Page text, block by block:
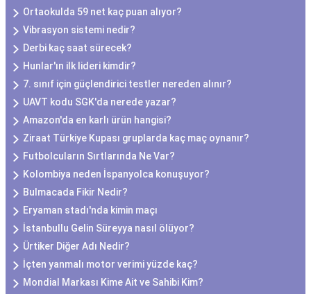
Ortaokulda 59 net kaç puan alıyor?
Vibrasyon sistemi nedir?
Derbi kaç saat sürecek?
Hunlar'ın ilk lideri kimdir?
7. sınıf için güçlendirici testler nereden alınır?
UAVT kodu SGK'da nerede yazar?
Amazon'da en karlı ürün hangisi?
Ziraat Türkiye Kupası gruplarda kaç maç oynanır?
Futbolcuların Sırtlarında Ne Var?
Kolombiya neden İspanyolca konuşuyor?
Bulmacada Fikir Nedir?
Eryaman stadı'nda kimin maçı
İstanbullu Gelin Süreyya nasıl ölüyor?
Ürtiker Diğer Adı Nedir?
İçten yanmalı motor verimi yüzde kaç?
Mondial Markası Kime Ait ve Sahibi Kim?